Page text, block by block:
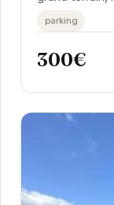
à
parking
300€